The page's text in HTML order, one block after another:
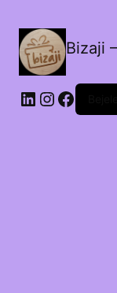
Bizaji
LinkedIn
Instagram